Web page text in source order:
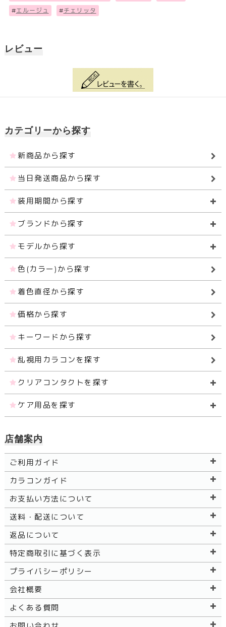
#エルージュ #チェリッタ
レビュー
カテゴリーから探す
新商品から探す
当日発送商品から探す
装用期間から探す
ブランドから探す
モデルから探す
色(カラー)から探す
着色直径から探す
価格から探す
キーワードから探す
乱視用カラコンを探す
クリアコンタクトを探す
ケア用品を探す
店舗案内
ご利用ガイド
カラコンガイド
お支払い方法について
送料・配送について
返品について
特定商取引に基づく表示
プライバシーポリシー
会社概要
よくある質問